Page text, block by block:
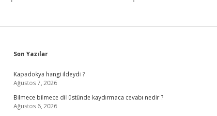
Sidebar
Son Yazılar
Kapadokya hangi ildeydi ?
Ağustos 7, 2026
Bilmece bilmece dil üstünde kaydırmaca cevabı nedir ?
Ağustos 6, 2026